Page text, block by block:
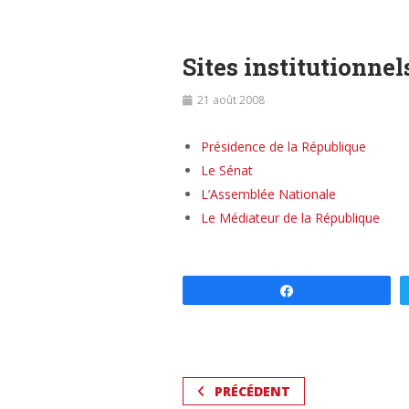
Sites
21 août 2008
Présidence de la République
Le Sénat
L’Assemblée Nationale
Le Médiateur de la République
PRÉCÉDENT